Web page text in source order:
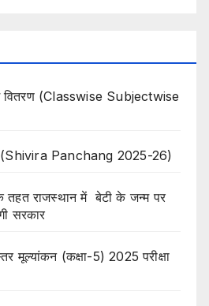
वितरण (Classwise Subjectwise
(Shivira Panchang 2025-26)
तहत राजस्थान में बेटी के जन्म पर
सरकार
मूल्यांकन (कक्षा-5) 2025 परीक्षा